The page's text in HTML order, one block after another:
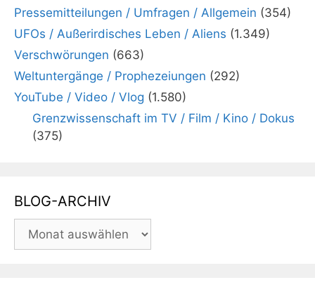
Pressemitteilungen / Umfragen / Allgemein (354)
UFOs / Außerirdisches Leben / Aliens (1.349)
Verschwörungen (663)
Weltuntergänge / Prophezeiungen (292)
YouTube / Video / Vlog (1.580)
Grenzwissenschaft im TV / Film / Kino / Dokus
(375)
BLOG-ARCHIV
BLOG-